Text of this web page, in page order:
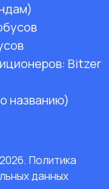
Bitzer
названию)
Политика
данных